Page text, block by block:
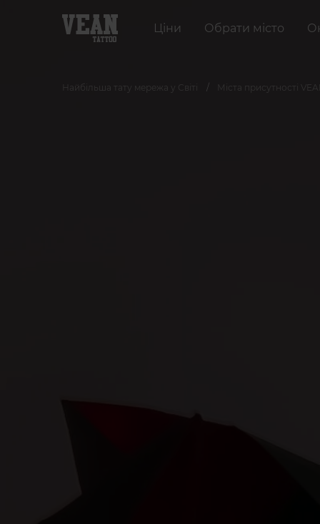
Ціни Обрати місто
Найбільша тату мережа у Світі Міста присутності